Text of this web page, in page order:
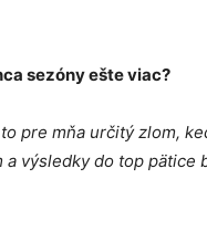
sezóny ešte viac?
pre mňa určitý zlom,
výsledky do top pätice